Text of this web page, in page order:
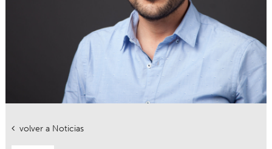
volver a Noticias